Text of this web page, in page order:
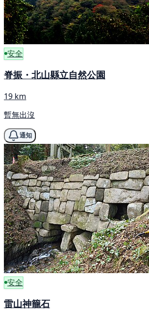
安全
脊振・北山縣立自然公園
19 km
暫無出沒
通知
安全
雷山神籠石